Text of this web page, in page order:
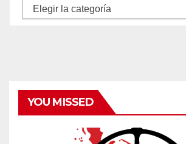
Autores
YOU MISSED